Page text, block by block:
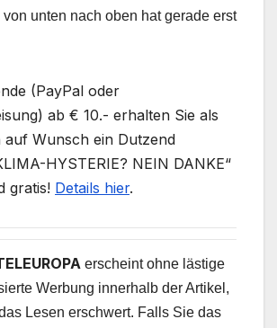
unten nach oben hat gerade erst
(PayPal oder
ab € 10.- erhalten Sie als
auf Wunsch ein Dutzend
HYSTERIE? NEIN DANKE“
gratis! Details hier.
erscheint ohne lästige
Werbung innerhalb der Artikel,
Lesen erschwert. Falls Sie das